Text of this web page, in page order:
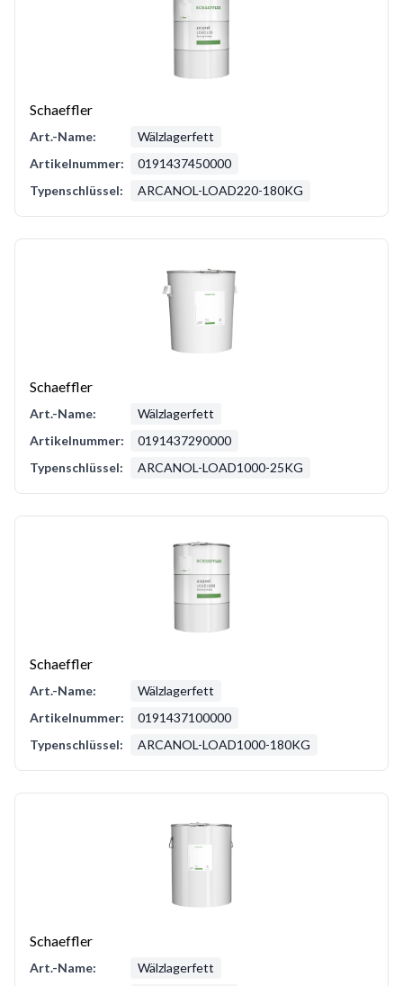
Schaeffler
Art.-Name:
Wälzlagerfett
Artikelnummer:
0191437450000
Typenschlüssel:
ARCANOL-LOAD220-180KG
Schaeffler
Art.-Name:
Wälzlagerfett
Artikelnummer:
0191437290000
Typenschlüssel:
ARCANOL-LOAD1000-25KG
Schaeffler
Art.-Name:
Wälzlagerfett
Artikelnummer:
0191437100000
Typenschlüssel:
ARCANOL-LOAD1000-180KG
Schaeffler
Art.-Name:
Wälzlagerfett